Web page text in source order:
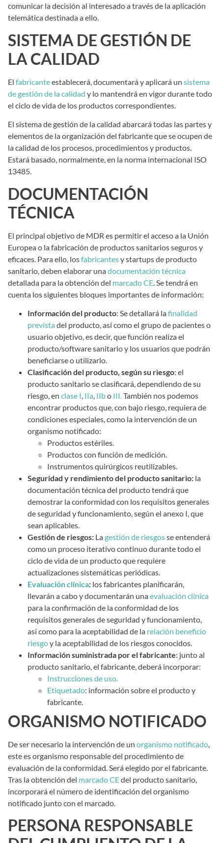
comunicar la decisión al interesado a través de la aplicación
telemática destinada a ello.
SISTEMA DE GESTIÓN DE
LA CALIDAD
El fabricanteestablecerá, documentará y aplicará un sistema
de gestión de la calidad y lo mantendrá en vigor durante todo
el ciclo de vida de los productos correspondientes.
El sistema de gestión de la calidad abarcará todas las partes y
elementos de la organización del fabricante que se ocupen de
la calidad de los procesos, procedimientos y productos.
Estará basado, normalmente, en la norma internacional ISO
13485.
DOCUMENTACIÓN
TÉCNICA
El principal objetivo de MDR es permitir el acceso a la Unión
Europea o la fabricación de productos sanitarios seguros y
eficaces. Para ello, losfabricantesy startups de producto
sanitario, deben elaborar unadocumentación técnica
detallada para la obtención del marcado CE . Se tendrá en
cuenta los siguientes bloques importantes de información:
Información del producto: Se detallará lafinalidad
prevista del producto, así como el grupo de pacientes o
usuario objetivo, es decir, que función realiza el
producto/software sanitario y los usuarios que podrán
beneficiarse o utilizarlo.
Clasificación del producto, según su riesgo: el
producto sanitario se clasificará, dependiendo de su
riesgo, en clase I, IIa, IIbo III.También nos podemos
encontrar productos que, con bajo riesgo, requiera de
condiciones especiales, como la intervención de un
organismo notificado:
Productos estériles.
Productos con función de medición.
Instrumentos quirúrgicos reutilizables.
Seguridad y rendimiento del producto sanitario: la
documentación técnica del producto tendrá que
demostrar la conformidad con los requisitos generales
de seguridad y funcionamiento, según el anexo I, que
sean aplicables.
Gestión de riesgos: Lagestión de riesgosse entenderá
como un proceso iterativo continuo durante todo el
ciclo de vida de un producto que requiere
actualizaciones sistemáticas periódicas.
Evaluación clínica: los fabricantes planificarán,
llevarán a cabo y documentarán unaevaluación clínica
para la confirmación de la conformidad de los
requisitos generales de seguridad y funcionamiento,
así como para la aceptabilidad de la relación beneficio
riesgoy la aceptabilidad de los riesgos conocidos.
Información suministrada por el fabricante: junto al
producto sanitario, el fabricante, deberá incorporar:
Instrucciones de uso.
Etiquetado: información sobre el producto y
fabricante.
ORGANISMO NOTIFICADO
De ser necesario la intervención de un organismo notificado,
este es organismo responsable del procedimiento de
evaluación de la conformidad. Será elegido por el fabricante.
Tras la obtención del marcado CEdel producto sanitario,
incorporará el número de identificación del organismo
notificado junto con el marcado.
PERSONA RESPONSABLE